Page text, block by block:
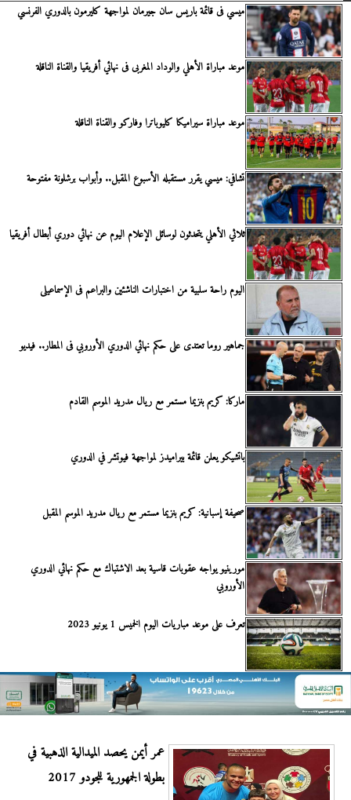
ميسي فى قائمة باريس سان جيرمان لمواجهة كليرمون بالدوري الفرنسي
موعد مباراة الأهلي والوداد المغربى فى نهائي أفريقيا والقناة الناقلة
موعد مباراة سيراميكا كليوباترا وفاركو والقناة الناقلة
تشافي: ميسي يقرر مستقبله الأسبوع المقبل.. وأبواب برشلونة مفتوحة
ثلاثي الأهلي يتحدثون لوسائل الإعلام اليوم عن نهائي دوري أبطال أفريقيا
اليوم راحة سلبية من اختبارات الناشئين والبراعم فى الإسماعيلى
جماهير روما تعتدى على حكم نهائي الدوري الأوروبي فى المطار.. فيديو
ماركا: كريم بنزيما مستمر مع ريال مدريد الموسم القادم
باتشيكو يعلن قائمة بيراميدز لمواجهة فيوتشر في الدوري
صحيفة إسبانية: كريم بنزيما مستمر مع ريال مدريد الموسم المقبل
مورينيو يواجه عقوبات قاسية بعد الاشتباك مع حكم نهائي الدوري
الأوروبي
تعرف على موعد مباريات اليوم الخميس 1 يونيو 2023
عمر أيمن يحصد الميدالية الذهبية في
بطولة الجمهورية للجودو 2017